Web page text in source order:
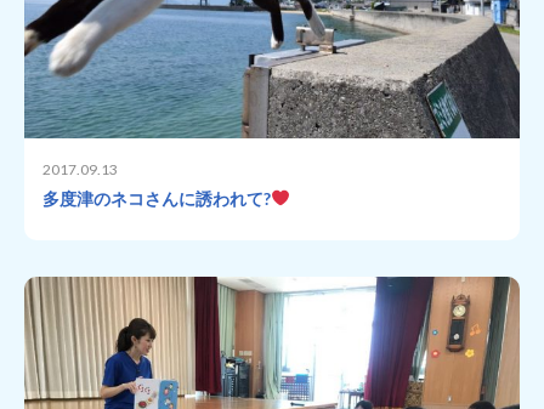
2017.09.13
多度津のネコさんに誘われて?